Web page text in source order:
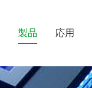
製品 応用